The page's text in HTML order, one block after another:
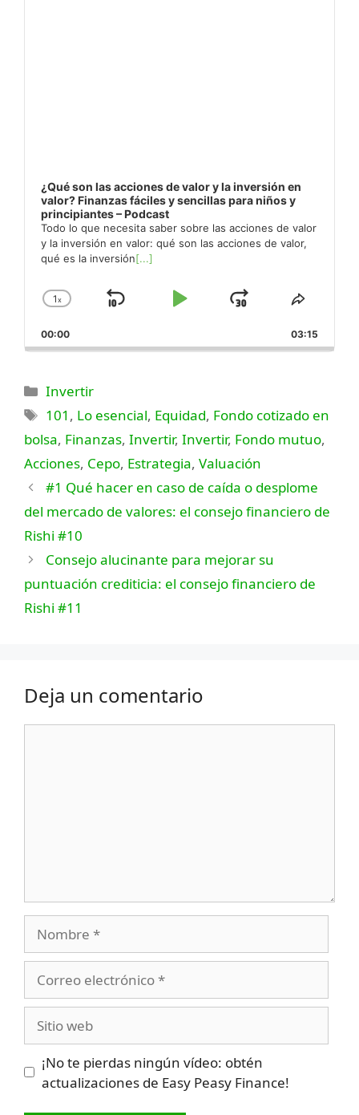
¿Qué son las acciones de valor y la inversión en
valor? Finanzas fáciles y sencillas para niños y
principiantes – Podcast
Todo lo que necesita saber sobre las acciones de valor
y la inversión en valor: qué son las acciones de valor,
qué es la inversión[...]
Cambiar
velocidad
de
1x
Saltar
atrás
Reproducir
Saltar
hacia
adelante
00:00 03:15
Categorías
Invertir
Etiquetas
101 , Lo esencial, Equidad, Fondo cotizado en
bolsa, Finanzas, Invertir, Invertir, Fondo mutuo,
Acciones, Cepo, Estrategia, Valuación
#1 Qué hacer en caso de caída o desplome
del mercado de valores: el consejo financiero de
Rishi #10
Consejo alucinante para mejorar su
puntuación crediticia: el consejo financiero de
Rishi #11
Deja un comentario
electrónico
web
¡No te pierdas ningún vídeo: obtén
actualizaciones de Easy Peasy Finance!